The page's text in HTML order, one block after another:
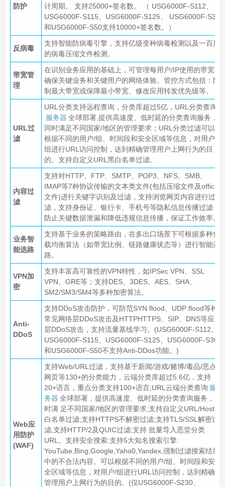
防护
计周期。 支持25000+签名数。 （ USG6000F-S112、
USG6000F-S115、USG6000F-S125、 USG6000F-S30
和USG6000F-S50支持10000+签名数。）
反病毒
支持智能防病毒引擎，支持亿级变种病毒检测以及一百层
的病毒压缩文件检测。
带宽管
理
在识别业务应用的基础上，可管理每用户/IP使用的带宽,
确保关键业务和关键用户的网络体验。管控方式包括：限
制最大带宽或保障最小带宽、修改应用转发优先级等。
URL过
滤
URL分类支持远程查询，分类库超过5亿，URL分类查询
服务器 全球部署,提供高速度、低时延的分类查询服务，
同时满足不同国家/地区的管理要求；URL分类过滤可以
根据不同的用户/组、时间段和安全区域等信息，对用户/
组进行URL访问控制，达到精确管理用户上网行为的目
的。支持自定义URL黑白名单过滤。
内容过
滤
支持对HTTP、FTP、SMTP、POP3、NFS、SMB、
IMAP等7种协议传输的文本类文件(包括压缩文件及office
文件)进行关键字识别及过滤，支持浏览网页内容进行过
滤，支持身份证、银行卡、手机号等隐私信息传播过滤，
防止关键数据泄漏和降低违规信息传播，保证工作效率。
业务智
能选路
支持基于业务的策略路由，在多出口场景下可根据多种负
载均衡算法（如带宽比例、链路健康状态等）进行智能选
路。
VPN加
密
支持丰富高可靠性的VPN特性，如IPSec VPN、SSL
VPN、GRE等；支持DES、3DES、AES、SHA、
SM2/SM3/SM4等多种加密算法。
Anti-
DDoS
支持DDoS攻击防护，可防范SYN flood、UDP flood等种
常见网络层DDoS攻击及HTTPHTTPS、SIP、DNS等应用
层DDoS攻击，支持流量基线学习。(USG6000F-S112、
USG6000F-S115、USG6000F-S125、USG6000F-S30
和USG6000F-S50不支持Anti-DDos功能。)
Web应
用防护
(WAF)
支持Web/URL过滤，支持基于新闻/游戏/赌博/毒品/恶点
网页等130+的分类能力，云端分类库超过5.6亿，支持
20+语言，重点分类支持100+语言;URL云端分类查询 服
务器 全球部署，提供高速度、低时延的分类查询服务，同
时满 足不同国家/地区的管理要求;支持自定义URL/Host黑
白名单过滤;支持HTTPS不解密过滤;支持TLS/SSL解密过
滤,支持HTTP/2及QUIC过滤;支持 批量导入恶堂分类
URL。支持安全搜索:支持5大知名搜索引擎:
YouTube,Bing,Google,Yaho0,Yandex,强制过滤搜索结果
中的不合法内容。可以根据不同的用户/组、时间段和安
全区域等信息，对用户/组进行URL访问控制，达到精确
管理用户上网行为的目的。(仅USG6000F-S230、